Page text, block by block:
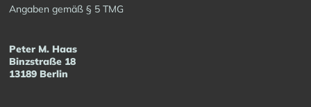
Angaben gemäß § 5 TMG
Peter M. Haas
Binzstraße 18
13189 Berlin